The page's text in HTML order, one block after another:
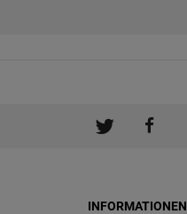
INFORMATIONEN